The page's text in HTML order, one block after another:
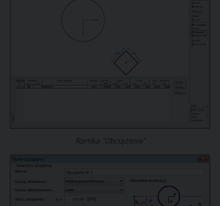
Ramka "Obciążenie"